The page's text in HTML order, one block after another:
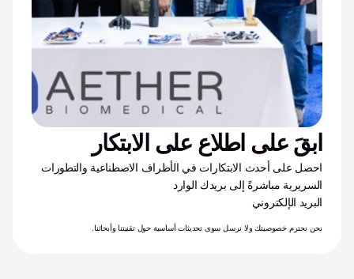
ابقَ على اطلاع على الابتكار
السريرية مباشرةً إلى بريدك الوارد
البريد الإلكتروني
نحن نحترم خصوصيتك ولا نرسل سوى تحديثات أساسية حول تقنيتنا وأبحاثنا.